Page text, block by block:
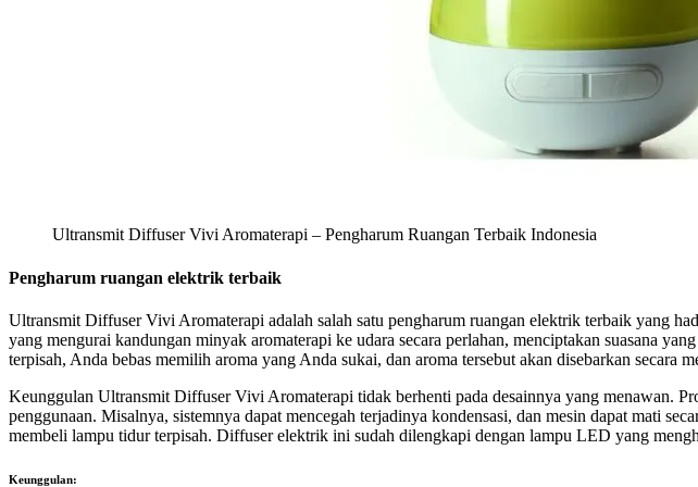
Ultransmit Diffuser Vivi Aromaterapi – Pengharum Ruangan Terbaik Indonesia
Pengharum ruangan elektrik terbaik
Ultransmit Diffuser Vivi Aromaterapi adalah salah satu pengharum ruangan elektrik terbaik yang
yang mengurai kandungan minyak aromaterapi ke udara secara perlahan, menciptakan suasana
terpisah, Anda bebas memilih aroma yang Anda sukai, dan aroma tersebut akan disebarkan secara
Keunggulan Ultransmit Diffuser Vivi Aromaterapi tidak berhenti pada desainnya yang menawan.
penggunaan. Misalnya, sistemnya dapat mencegah terjadinya kondensasi, dan mesin dapat mati
membeli lampu tidur terpisah. Diffuser elektrik ini sudah dilengkapi dengan lampu LED yang
Keunggulan: